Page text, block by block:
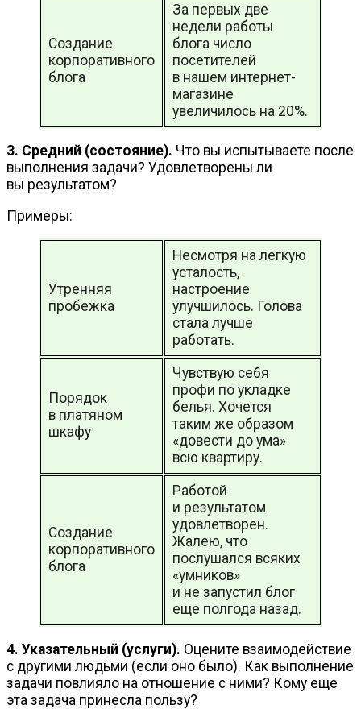
Создание
корпоративного
блога
За первых две
недели работы
блога число
посетителей
в нашем интернет-
магазине
увеличилось на 20%.
3. Средний (состояние). Что вы испытываете после
выполнения задачи? Удовлетворены ли
вы результатом?
Примеры:
Утренняя
пробежка
Несмотря на легкую
усталость,
настроение
улучшилось. Голова
стала лучше
работать.
Порядок
в платяном
шкафу
Чувствую себя
профи по укладке
белья. Хочется
таким же образом
«довести до ума»
всю квартиру.
Создание
корпоративного
блога
Работой
и результатом
удовлетворен.
Жалею, что
послушался всяких
«умников»
и не запустил блог
еще полгода назад.
4. Указательный (услуги). Оцените взаимодействие
с другими людьми (если оно было). Как выполнение
задачи повлияло на отношение с ними? Кому еще
эта задача принесла пользу?